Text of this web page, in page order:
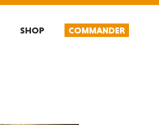
SHOP COMMANDER